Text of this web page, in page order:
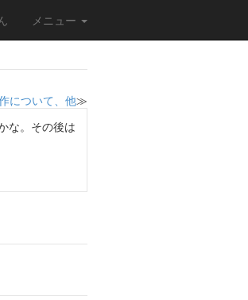
メニュー
について、他≫
な。その後は